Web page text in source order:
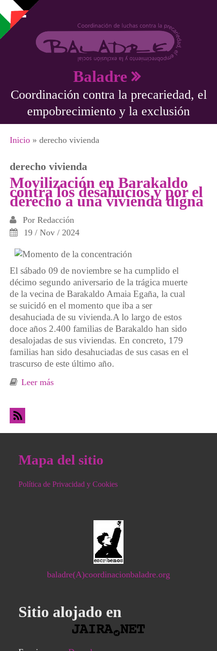
Pasar al contenido principal
Baladre
Coordinación contra la precariedad, el
empobrecimiento y la exclusión
Se encuentra usted aquí
Inicio » derecho vivienda
derecho vivienda
Movilización en Barakaldo
contra los desahucios y por el
derecho a una vivienda digna
Por Redacción
19 / Nov / 2024
El sábado 09 de noviembre se ha cumplido el
décimo segundo aniversario de la trágica muerte
de la vecina de Barakaldo Amaia Egaña, la cual
se suicidó en el momento que iba a ser
desahuciada de su vivienda.A lo largo de estos
doce años 2.400 familias de Barakaldo han sido
desalojadas de sus viviendas. En concreto, 179
familias han sido desahuciadas de sus casas en el
trascurso de este último año.
Leer más
Mapa del sitio
Política de Privacidad y Cookies
baladre(A)coordinacionbaladre.org
Sitio alojado en